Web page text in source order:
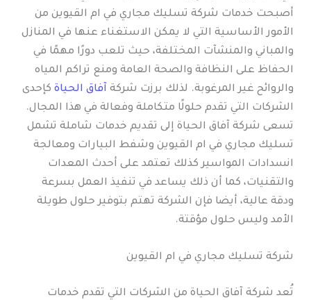
أصبحت خدمات شركة تسليك مجاري في ام القيوين من
الأمور الأساسية التي لا يمكن الاستغناء عنها في المنازل
والمباني والمنشآت المختلفة، حيث تلعب دورًا مهمًا في
الحفاظ على النظافة والصحة العامة ومنع تراكم المياه
والروائح غير المرغوبة. لذلك برزت شركة آفاق الحياة كإحدى
الشركات التي تقدم حلولًا متكاملة وفعالة في هذا المجال.
تسعى شركة آفاق الحياة إلى تقديم خدمات شاملة تشمل
تسليك مجاري في ام القيوين وشفط البيارات ومعالجة
انسدادات المواسير كذلك تعتمد على أحدث المعدات
والتقنيات، كما أن ذلك يساعد في تنفيذ العمل بسرعة
ودقة عالية، أيضا فإن الشركة تهتم بتوفير حلول طويلة
الأمد وليس حلول مؤقتة.
شركة تسليك مجاري في ام القيوين
تُعد شركة آفاق الحياة من الشركات التي تقدم خدمات